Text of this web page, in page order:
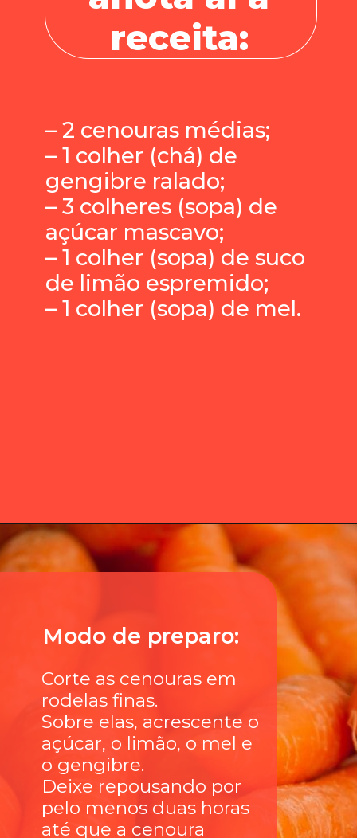
receita:
– 2 cenouras médias;
– 1 colher (chá) de
gengibre ralado;
– 3 colheres (sopa) de
açúcar mascavo;
– 1 colher (sopa) de suco
de limão espremido;
– 1 colher (sopa) de mel.
Modo de preparo:
Corte as cenouras em
rodelas finas.
Sobre elas, acrescente o
açúcar, o limão, o mel e
o gengibre.
Deixe repousando por
pelo menos duas horas
até que a cenoura